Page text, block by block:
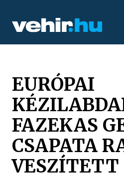
EURÓPAI
FAZEKAS
CSAPATA
VESZÍTETT